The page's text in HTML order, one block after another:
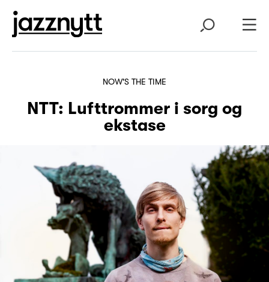
NOW'S THE TIME
NTT: Lufttrommer i sorg og
ekstase